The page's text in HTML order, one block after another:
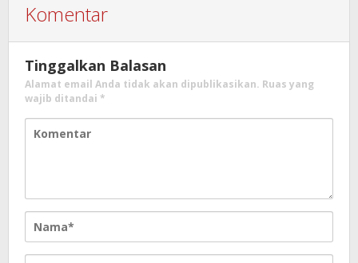
Komentar
Tinggalkan Balasan
Alamat email Anda tidak akan dipublikasikan. Ruas yang
wajib ditandai *